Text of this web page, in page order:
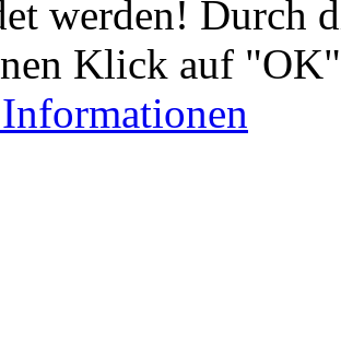
werden! Durch
Klick auf